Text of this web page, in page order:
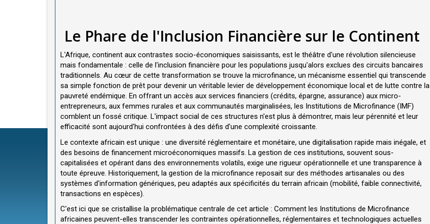
Le Phare de l'Inclusion Financière sur le Continent
L'Afrique, continent aux contrastes socio-économiques saisissants, est le théâtre d'une révolution silencieuse
mais fondamentale : celle de l'inclusion financière pour les populations jusqu'alors exclues des circuits bancaires
traditionnels. Au cœur de cette transformation se trouve la microfinance, un mécanisme essentiel qui transcende
sa simple fonction de prêt pour devenir un véritable levier de développement économique local et de lutte contre la
pauvreté endémique. En offrant un accès aux services financiers (crédits, épargne, assurance) aux micro-
entrepreneurs, aux femmes rurales et aux communautés marginalisées, les Institutions de Microfinance (IMF)
comblent un fossé critique. L'impact social de ces structures n'est plus à démontrer, mais leur pérennité et leur
efficacité sont aujourd'hui confrontées à des défis d'une complexité croissante.
Le contexte africain est unique : une diversité réglementaire et monétaire, une digitalisation rapide mais inégale, et
des besoins de financement microéconomiques massifs. La gestion de ces institutions, souvent sous-
capitalisées et opérant dans des environnements volatils, exige une rigueur opérationnelle et une transparence à
toute épreuve. Historiquement, la gestion de la microfinance reposait sur des méthodes artisanales ou des
systèmes d'information génériques, peu adaptés aux spécificités du terrain africain (mobilité, faible connectivité,
transactions en espèces).
C'est ici que se cristallise la problématique centrale de cet article : Comment les Institutions de Microfinance
africaines peuvent-elles transcender les contraintes opérationnelles, réglementaires et technologiques actuelles